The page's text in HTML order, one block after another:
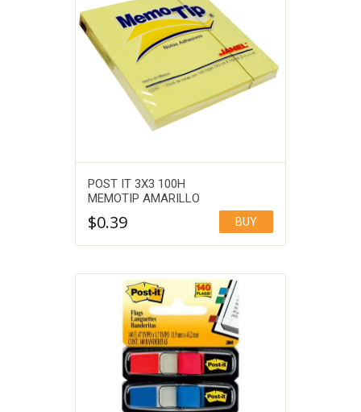
POST IT 3X3 100H
MEMOTIP AMARILLO
$0.39 BUY